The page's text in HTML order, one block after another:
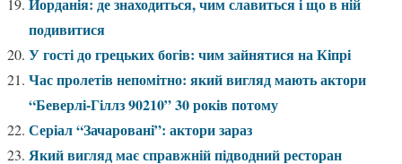
Йорданія: де знаходиться, чим славиться і що в ній
подивитися
У гості до грецьких богів: чим зайнятися на Кіпрі
Час пролетів непомітно: який вигляд мають актори
“Беверлі-Гіллз 90210” 30 років потому
Серіал “Зачаровані”: актори зараз
Який вигляд має справжній підводний ресторан